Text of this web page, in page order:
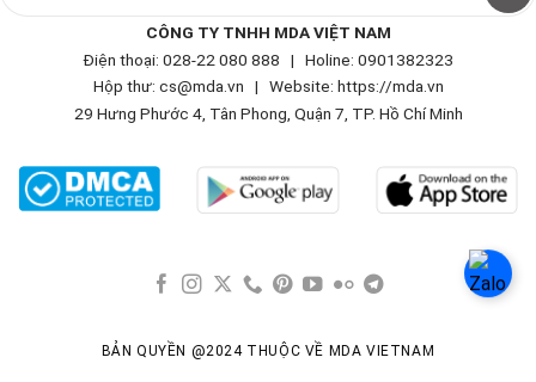
CÔNG TY TNHH MDA VIỆT NAM
Điện thoại: 028-22 080 888 | Holine: 0901382323
Hộp thư: cs@mda.vn | Website: https://mda.vn
29 Hưng Phước 4, Tân Phong, Quận 7, TP. Hồ Chí Minh
BẢN QUYỀN @2024 THUỘC VỀ MDA VIETNAM